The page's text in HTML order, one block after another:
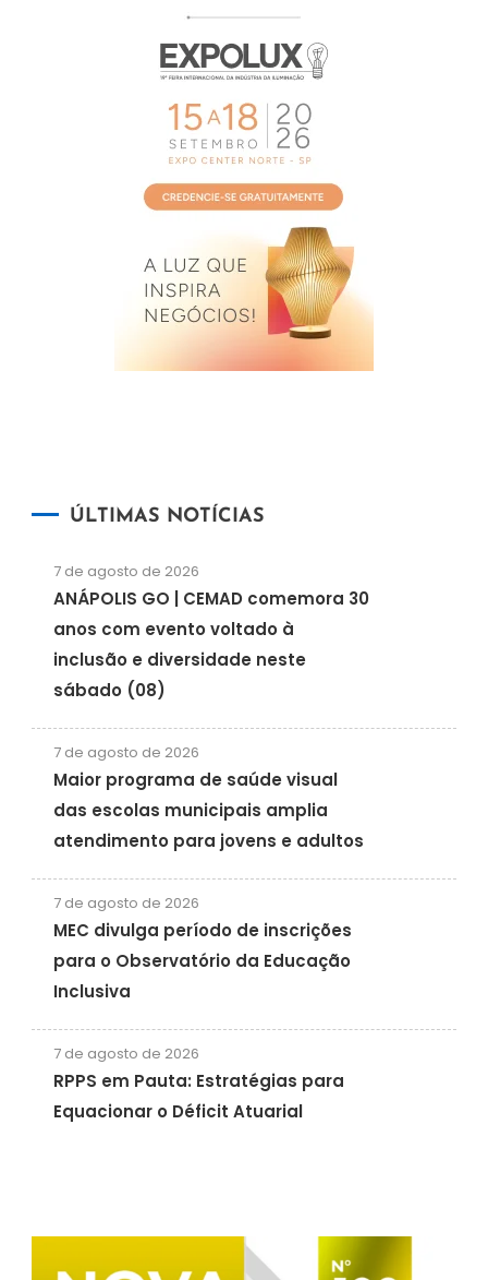
ÚLTIMAS NOTÍCIAS
7 de agosto de 2026
ANÁPOLIS GO | CEMAD comemora 30
anos com evento voltado à
inclusão e diversidade neste
sábado (08)
7 de agosto de 2026
Maior programa de saúde visual
das escolas municipais amplia
atendimento para jovens e adultos
7 de agosto de 2026
MEC divulga período de inscrições
para o Observatório da Educação
Inclusiva
7 de agosto de 2026
RPPS em Pauta: Estratégias para
Equacionar o Déficit Atuarial